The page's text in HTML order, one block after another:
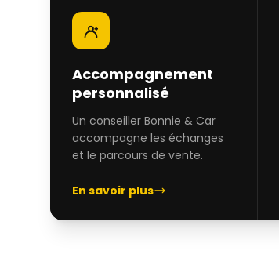
Accompagnement
personnalisé
Un conseiller Bonnie & Car
accompagne les échanges
et le parcours de vente.
En savoir plus